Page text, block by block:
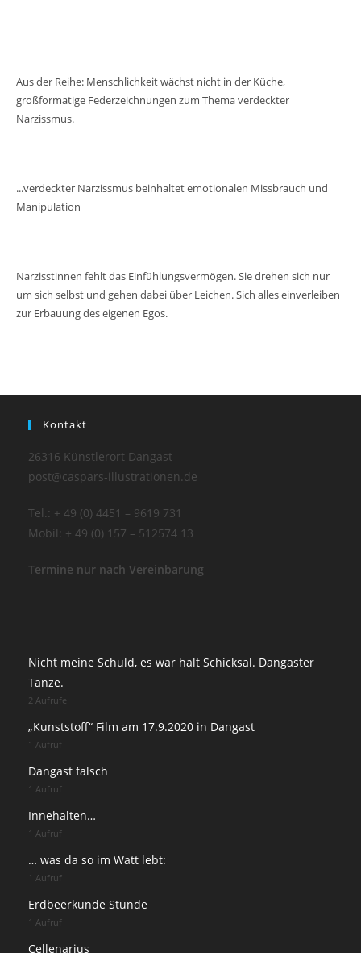
Aus der Reihe: Menschlichkeit wächst nicht in der Küche,
großformatige Federzeichnungen zum Thema verdeckter
Narzissmus.
...verdeckter Narzissmus beinhaltet emotionalen Missbrauch und
Manipulation
Narzisstinnen fehlt das Einfühlungsvermögen. Sie drehen sich nur
um sich selbst und gehen dabei über Leichen. Sich alles einverleiben
zur Erbauung des eigenen Egos.
Kontakt
26316 Künstlerort Dangast
post@caspars-illustrationen.de
Tel.: + 49 (0) 4451 – 9619 731
Mobil: + 49 (0) 157 – 512574 13
Termine nur nach Vereinbarung
Nicht meine Schuld, es war halt Schicksal. Dangaster
Tänze.
2 Aufrufe
„Kunststoff“ Film am 17.9.2020 in Dangast
1 Aufruf
Dangast falsch
1 Aufruf
Innehalten…
1 Aufruf
… was da so im Watt lebt:
1 Aufruf
Erdbeerkunde Stunde
1 Aufruf
Cellenarius